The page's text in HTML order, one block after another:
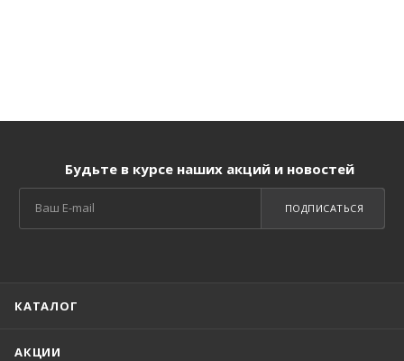
Будьте в курсе наших акций и новостей
ПОДПИСАТЬСЯ
КАТАЛОГ
АКЦИИ